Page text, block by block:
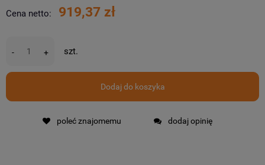
Cena netto: 919,37 zł
- + szt.
Dodaj do koszyka
poleć znajomemu dodaj opinię